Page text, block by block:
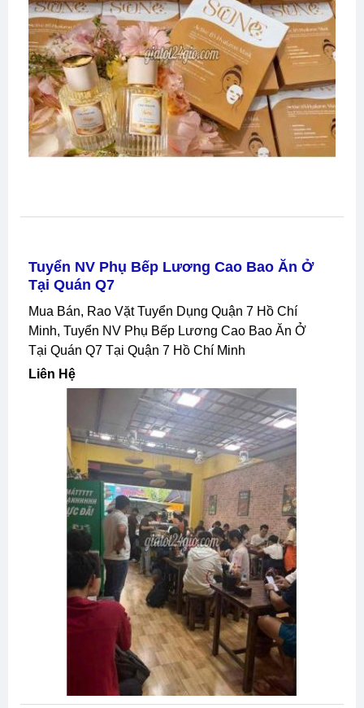
Tuyển NV Phụ Bếp Lương Cao Bao Ăn Ở
Tại Quán Q7
Mua Bán, Rao Vặt Tuyển Dụng Quận 7 Hồ Chí
Minh, Tuyển NV Phụ Bếp Lương Cao Bao Ăn Ở
Tại Quán Q7 Tại Quận 7 Hồ Chí Minh
Liên Hệ